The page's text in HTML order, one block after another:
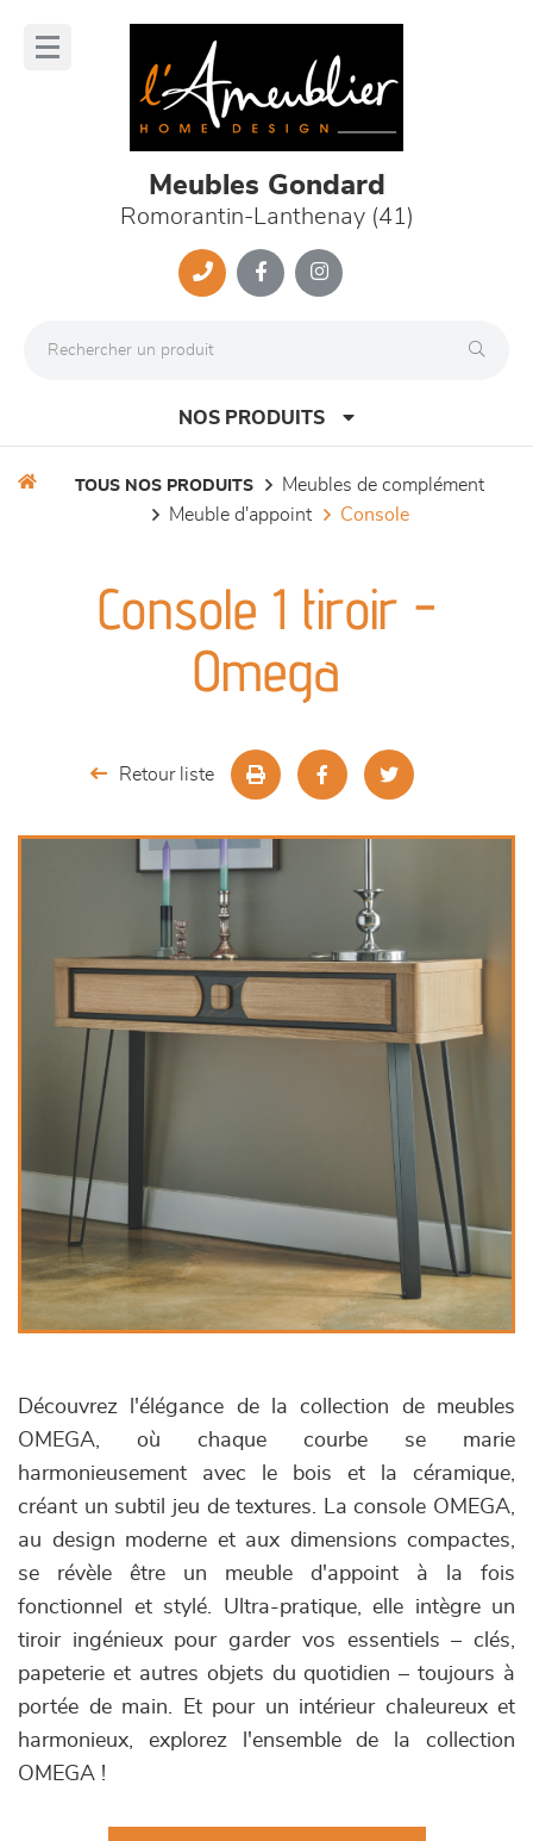
Meubles Gondard
Romorantin-Lanthenay (41)
NOS PRODUITS
séjours
meubles de complément
décoration
TOUS NOS PRODUITS
meubles de complément
meuble d'appoint
console
Console 1 tiroir -
Omega
Retour liste
Découvrez l'élégance de la collection de meubles
OMEGA, où chaque courbe se marie
harmonieusement avec le bois et la céramique,
créant un subtil jeu de textures. La console OMEGA,
au design moderne et aux dimensions compactes,
se révèle être un meuble d'appoint à la fois
fonctionnel et stylé. Ultra-pratique, elle intègre un
tiroir ingénieux pour garder vos essentiels – clés,
papeterie et autres objets du quotidien – toujours à
portée de main. Et pour un intérieur chaleureux et
harmonieux, explorez l'ensemble de la collection
OMEGA !